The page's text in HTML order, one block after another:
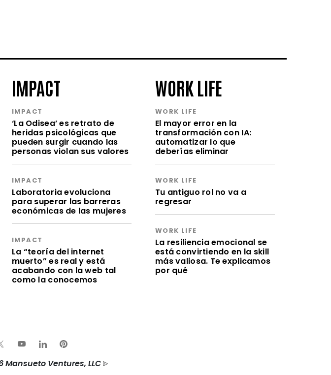
IMPACT
IMPACT
‘La Odisea’ es retrato de
heridas psicológicas que
pueden surgir cuando las
personas violan sus valores
IMPACT
Laboratoria evoluciona
para superar las barreras
económicas de las mujeres
IMPACT
La “teoría del internet
muerto” es real y está
acabando con la web tal
como la conocemos
WORK LIFE
WORK LIFE
El mayor error en la
transformación con IA:
automatizar lo que
deberías eliminar
WORK LIFE
Tu antiguo rol no va a
regresar
WORK LIFE
La resiliencia emocional se
está convirtiendo en la skill
más valiosa. Te explicamos
por qué
Ventures, LLC